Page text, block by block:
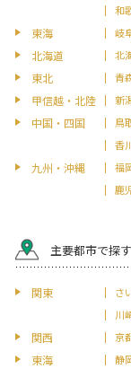
和
東海 岐
北海道 北
東北 青
甲信越・北陸 新
中国・四国 鳥
香
九州・沖縄 福
鹿
主要都市で探す
関東 さ
川
関西 京
東海 静